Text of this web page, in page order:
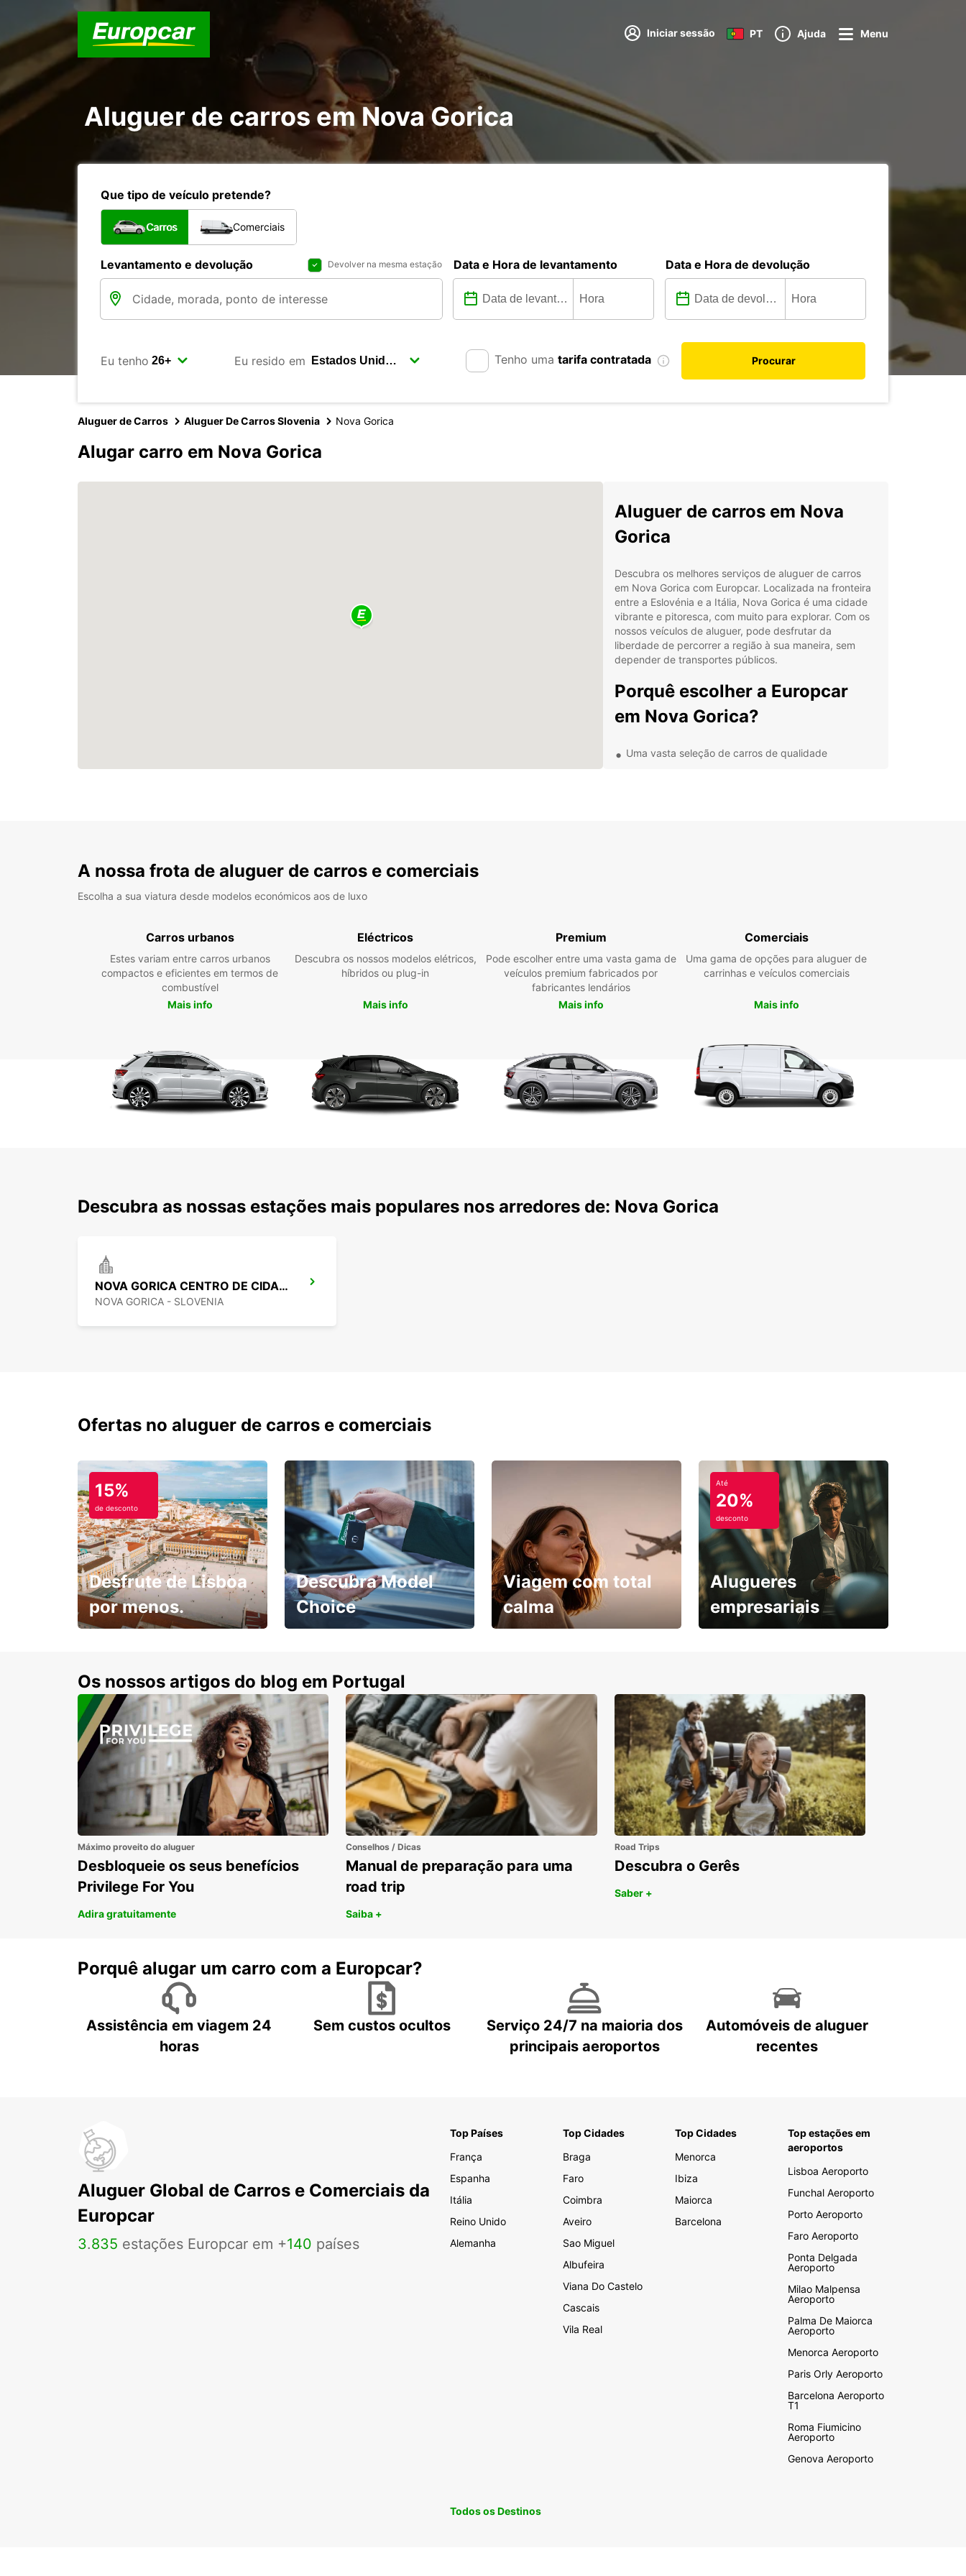
Iniciar sessão PT Ajuda Menu
Aluguer de carros em Nova Gorica
Que tipo de veículo pretende?
Carros Comerciais
Levantamento e devolução Devolver na mesma estação Data e Hora de levantamento Data e Hora de devolução
Eu tenho Eu resido em Tenho uma tarifa contratada Procurar
Aluguer de Carros Aluguer De Carros Slovenia Nova Gorica
Alugar carro em Nova Gorica
Aluguer de carros em Nova
Gorica
Descubra os melhores serviços de aluguer de carros
em Nova Gorica com Europcar. Localizada na fronteira
entre a Eslovénia e a Itália, Nova Gorica é uma cidade
vibrante e pitoresca, com muito para explorar. Com os
nossos veículos de aluguer, pode desfrutar da
liberdade de percorrer a região à sua maneira, sem
depender de transportes públicos.
Porquê escolher a Europcar
em Nova Gorica?
Uma vasta seleção de carros de qualidade
A nossa frota de aluguer de carros e comerciais
Escolha a sua viatura desde modelos económicos aos de luxo
Carros urbanos
Estes variam entre carros urbanos
compactos e eficientes em termos de
combustível
Mais info
Eléctricos
Descubra os nossos modelos elétricos,
híbridos ou plug-in
Mais info
Premium
Pode escolher entre uma vasta gama de
veículos premium fabricados por
fabricantes lendários
Mais info
Comerciais
Uma gama de opções para aluguer de
carrinhas e veículos comerciais
Mais info
Descubra as nossas estações mais populares nos arredores de: Nova Gorica
NOVA GORICA CENTRO DE CIDADE
NOVA GORICA - SLOVENIA
Ofertas no aluguer de carros e comerciais
15%
de desconto
Desfrute de Lisboa
por menos.
Descubra Model
Choice
Viagem com total
calma
Até
20%
desconto
Alugueres
empresariais
Os nossos artigos do blog em Portugal
Máximo proveito do aluguer
Desbloqueie os seus benefícios
Privilege For You
Adira gratuitamente
Conselhos / Dicas
Manual de preparação para uma
road trip
Saiba +
Road Trips
Descubra o Gerês
Saber +
Porquê alugar um carro com a Europcar?
Assistência em viagem 24
horas
Sem custos ocultos
Serviço 24/7 na maioria dos
principais aeroportos
Automóveis de aluguer
recentes
Aluguer Global de Carros e Comerciais da
Europcar
3.835 estações Europcar em +140 países
Top Países
França
Espanha
Itália
Reino Unido
Alemanha
Top Cidades
Braga
Faro
Coimbra
Aveiro
Sao Miguel
Albufeira
Viana Do Castelo
Cascais
Vila Real
Top Cidades
Menorca
Ibiza
Maiorca
Barcelona
Top estações em
aeroportos
Lisboa Aeroporto
Funchal Aeroporto
Porto Aeroporto
Faro Aeroporto
Ponta Delgada
Aeroporto
Milao Malpensa
Aeroporto
Palma De Maiorca
Aeroporto
Menorca Aeroporto
Paris Orly Aeroporto
Barcelona Aeroporto
T1
Roma Fiumicino
Aeroporto
Genova Aeroporto
Todos os Destinos